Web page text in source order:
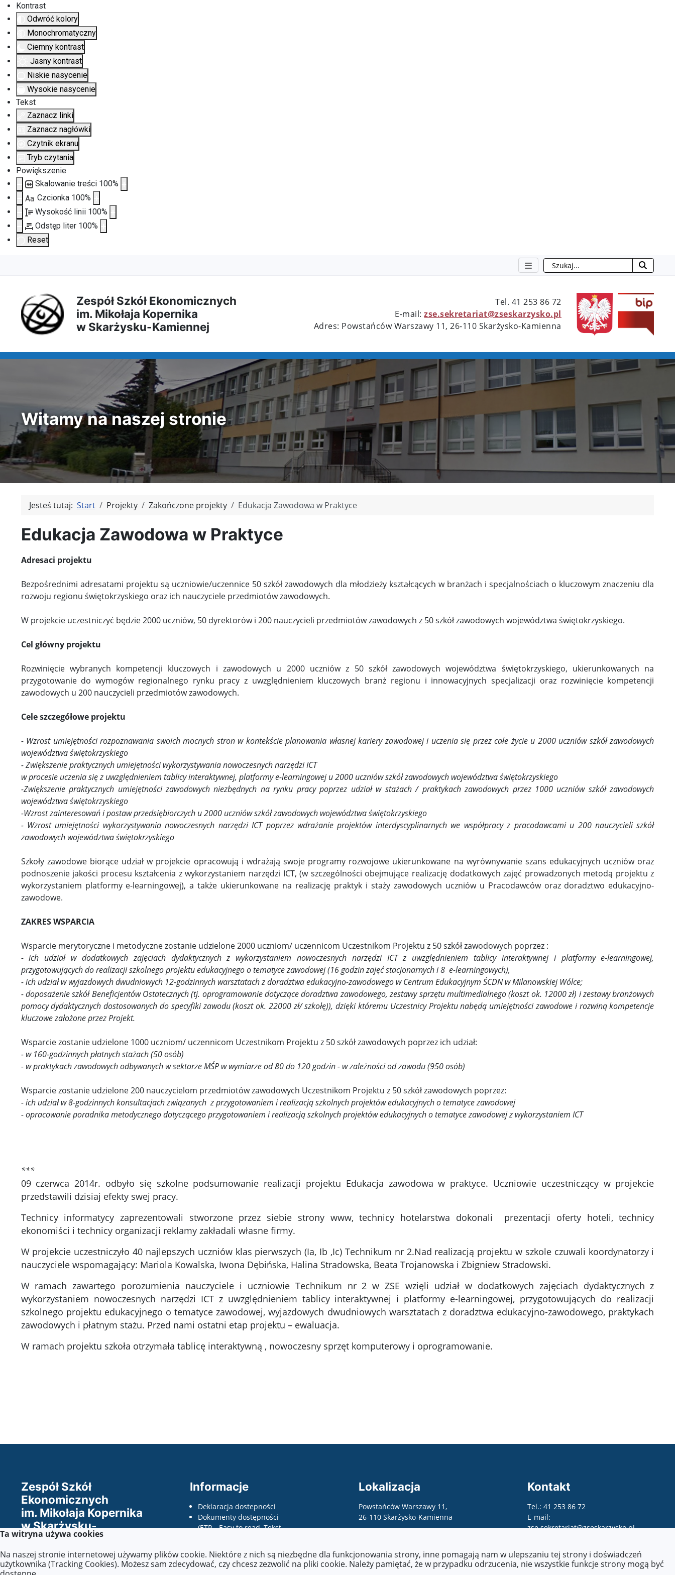
Kontrast
Odwróć kolory
Monochromatyczny
Ciemny kontrast
Jasny kontrast
Niskie nasycenie
Wysokie nasycenie
Tekst
Zaznacz linki
Zaznacz nagłówki
Czytnik ekranu
Tryb czytania
Powiększenie
Skalowanie treści 100%
Aa Czcionka 100%
Wysokość linii 100%
Odstęp liter 100%
Reset
do
treści
do
menu
do
wyszukiwarki
do
mapy
Szukaj
Zespół Szkół Ekonomicznych
im. Mikołaja Kopernika
w Skarżysku-Kamiennej
Tel. 41 253 86 72
E-mail:zse.sekretariat@zseskarzysko.pl
Adres: Powstańców Warszawy 11, 26-110 Skarżysko-Kamienna
Witamy na naszej stronie
Jesteś tutaj: Start Projekty Zakończone projekty Edukacja Zawodowa w Praktyce
Edukacja Zawodowa w Praktyce
Adresaci projektu
Bezpośrednimi adresatami projektu są uczniowie/uczennice 50 szkół zawodowych dla młodzieży kształcących w branżach i specjalnościach o kluczowym znaczeniu dla
rozwoju regionu świętokrzyskiego oraz ich nauczyciele przedmiotów zawodowych.
W projekcie uczestniczyć będzie 2000 uczniów, 50 dyrektorów i 200 nauczycieli przedmiotów zawodowych z 50 szkół zawodowych województwa świętokrzyskiego.
Cel główny projektu
Rozwinięcie wybranych kompetencji kluczowych i zawodowych u 2000 uczniów z 50 szkół zawodowych województwa świętokrzyskiego, ukierunkowanych na
przygotowanie do wymogów regionalnego rynku pracy z uwzględnieniem kluczowych branż regionu i innowacyjnych specjalizacji oraz rozwinięcie kompetencji
zawodowych u 200 nauczycieli przedmiotów zawodowych.
Cele szczegółowe projektu
- Wzrost umiejętności rozpoznawania swoich mocnych stron w kontekście planowania własnej kariery zawodowej i uczenia się przez całe życie u 2000 uczniów szkół zawodowych
województwa świętokrzyskiego
- Zwiększenie praktycznych umiejętności wykorzystywania nowoczesnych narzędzi ICT
w procesie uczenia się z uwzględnieniem tablicy interaktywnej, platformy e-learningowej u 2000 uczniów szkół zawodowych województwa świętokrzyskiego
-Zwiększenie praktycznych umiejętności zawodowych niezbędnych na rynku pracy poprzez udział w stażach / praktykach zawodowych przez 1000 uczniów szkół zawodowych
województwa świętokrzyskiego
-Wzrost zainteresowań i postaw przedsiębiorczych u 2000 uczniów szkół zawodowych województwa świętokrzyskiego
- Wzrost umiejętności wykorzystywania nowoczesnych narzędzi ICT poprzez wdrażanie projektów interdyscyplinarnych we współpracy z pracodawcami u 200 nauczycieli szkół
zawodowych województwa świętokrzyskiego
Szkoły zawodowe biorące udział w projekcie opracowują i wdrażają swoje programy rozwojowe ukierunkowane na wyrównywanie szans edukacyjnych uczniów oraz
podnoszenie jakości procesu kształcenia z wykorzystaniem narzędzi ICT, (w szczególności obejmujące realizację dodatkowych zajęć prowadzonych metodą projektu z
wykorzystaniem platformy e-learningowej), a także ukierunkowane na realizację praktyk i staży zawodowych uczniów u Pracodawców oraz doradztwo edukacyjno-
zawodowe.
ZAKRES WSPARCIA
Wsparcie merytoryczne i metodyczne zostanie udzielone 2000 uczniom/ uczennicom Uczestnikom Projektu z 50 szkół zawodowych poprzez :
- ich udział w dodatkowych zajęciach dydaktycznych z wykorzystaniem nowoczesnych narzędzi ICT z uwzględnieniem tablicy interaktywnej i platformy e-learningowej,
przygotowujących do realizacji szkolnego projektu edukacyjnego o tematyce zawodowej (16 godzin zajęć stacjonarnych i 8 e-learningowych),
- ich udział w wyjazdowych dwudniowych 12-godzinnych warsztatach z doradztwa edukacyjno-zawodowego w Centrum Edukacyjnym ŚCDN w Milanowskiej Wólce;
- doposażenie szkół Beneficjentów Ostatecznych (tj. oprogramowanie dotyczące doradztwa zawodowego, zestawy sprzętu multimedialnego (koszt ok. 12000 zł) i zestawy branżowych
pomocy dydaktycznych dostosowanych do specyfiki zawodu (koszt ok. 22000 zł/ szkołę)), dzięki któremu Uczestnicy Projektu nabędą umiejętności zawodowe i rozwiną kompetencje
kluczowe założone przez Projekt.
Wsparcie zostanie udzielone 1000 uczniom/ uczennicom Uczestnikom Projektu z 50 szkół zawodowych poprzez ich udział:
- w 160-godzinnych płatnych stażach (50 osób)
- w praktykach zawodowych odbywanych w sektorze MŚP w wymiarze od 80 do 120 godzin - w zależności od zawodu (950 osób)
Wsparcie zostanie udzielone 200 nauczycielom przedmiotów zawodowych Uczestnikom Projektu z 50 szkół zawodowych poprzez:
- ich udział w 8-godzinnych konsultacjach związanych z przygotowaniem i realizacją szkolnych projektów edukacyjnych o tematyce zawodowej
- opracowanie poradnika metodycznego dotyczącego przygotowaniem i realizacją szkolnych projektów edukacyjnych o tematyce zawodowej z wykorzystaniem ICT
***
09 czerwca 2014r. odbyło się szkolne podsumowanie realizacji projektu Edukacja zawodowa w praktyce. Uczniowie uczestniczący w projekcie
przedstawili dzisiaj efekty swej pracy.
Technicy informatycy zaprezentowali stworzone przez siebie strony www, technicy hotelarstwa dokonali prezentacji oferty hoteli, technicy
ekonomiści i technicy organizacji reklamy zakładali własne firmy.
W projekcie uczestniczyło 40 najlepszych uczniów klas pierwszych (Ia, Ib ,Ic) Technikum nr 2.Nad realizacją projektu w szkole czuwali koordynatorzy i
nauczyciele wspomagający: Mariola Kowalska, Iwona Dębińska, Halina Stradowska, Beata Trojanowska i Zbigniew Stradowski.
W ramach zawartego porozumienia nauczyciele i uczniowie Technikum nr 2 w ZSE wzięli udział w dodatkowych zajęciach dydaktycznych z
wykorzystaniem nowoczesnych narzędzi ICT z uwzględnieniem tablicy interaktywnej i platformy e-learningowej, przygotowujących do realizacji
szkolnego projektu edukacyjnego o tematyce zawodowej, wyjazdowych dwudniowych warsztatach z doradztwa edukacyjno-zawodowego, praktykach
zawodowych i płatnym stażu. Przed nami ostatni etap projektu – ewaluacja.
W ramach projektu szkoła otrzymała tablicę interaktywną , nowoczesny sprzęt komputerowy i oprogramowanie.
Zespół Szkół
Ekonomicznych
im. Mikołaja Kopernika
w Skarżysku-
Kamiennej
Wszelkie prawa zastrzeżone ©.
Informacje
Deklaracja dostepności
Dokumenty dostępności
(ETR - Easy to read, Tekst
wnioski o zapewnienie
dostępności, etc.)
Lokalizacja
Powstańców Warszawy 11,
26-110 Skarżysko-Kamienna
Kontakt
Tel.: 41 253 86 72
E-mail:
zse.sekretariat@zseskarzysko.pl
Ta witryna używa cookies
Na naszej stronie internetowej używamy plików cookie. Niektóre z nich są niezbędne dla funkcjonowania strony, inne pomagają nam w ulepszaniu tej strony i doświadczeń
użytkownika (Tracking Cookies). Możesz sam zdecydować, czy chcesz zezwolić na pliki cookie. Należy pamiętać, że w przypadku odrzucenia, nie wszystkie funkcje strony mogą być